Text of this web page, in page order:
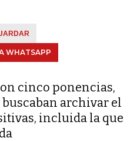
WHATSAPP
cinco ponencias,
buscaban archivar el
incluida la que